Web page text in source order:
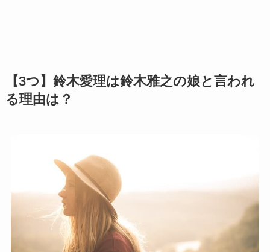
【3つ】鈴木愛理は鈴木雅之の娘と言われ
る理由は？